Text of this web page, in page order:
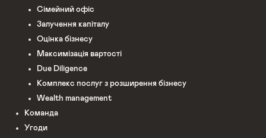
Сімейний офіс
Залучення капіталу
Оцінка бізнесу
Максимізація вартості
Due Diligence
Комплекс послуг з розширення бізнесу
Wealth management
Команда
Угоди